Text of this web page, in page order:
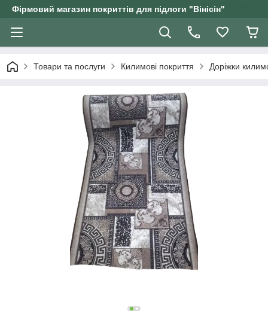
Фірмовий магазин покриттів для підлоги "Вінісін"
Товари та послуги Килимові покриття Доріжки